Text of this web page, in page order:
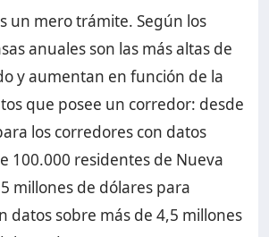
un mero trámite. Según los
anuales son las más altas de
y aumentan en función de la
que posee un corredor: desde
los corredores con datos
100.000 residentes de Nueva
millones de dólares para
datos sobre más de 4,5 millones